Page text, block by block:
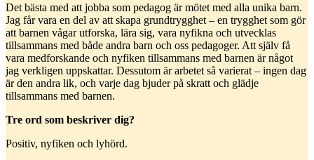
Det bästa med att jobba som pedagog är mötet med alla unika barn.
Jag får vara en del av att skapa grundtrygghet – en trygghet som gör
att barnen vågar utforska, lära sig, vara nyfikna och utvecklas
tillsammans med både andra barn och oss pedagoger. Att själv få
vara medforskande och nyfiken tillsammans med barnen är något
jag verkligen uppskattar. Dessutom är arbetet så varierat – ingen dag
är den andra lik, och varje dag bjuder på skratt och glädje
tillsammans med barnen.
Tre ord som beskriver dig?
Positiv, nyfiken och lyhörd.